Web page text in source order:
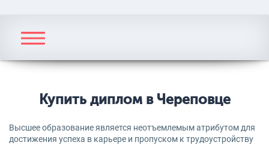
Купить диплом в Череповце
Высшее образование является неотъемлемым атрибутом для
достижения успеха в карьере и пропуском к трудоустройству